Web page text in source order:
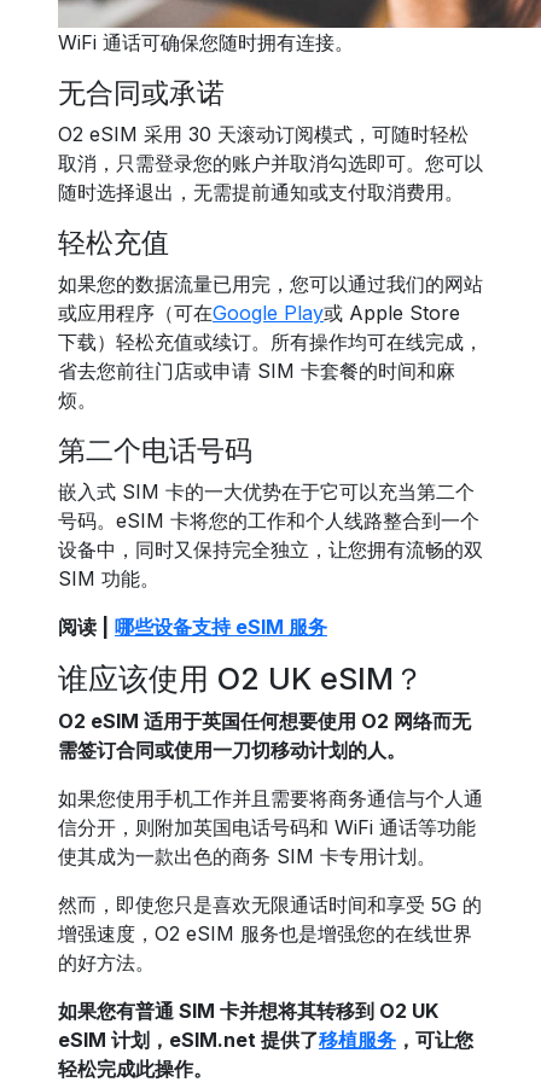
WiFi 通话可确保您随时拥有连接。
无合同或承诺
O2 eSIM 采用 30 天滚动订阅模式，可随时轻松
取消，只需登录您的账户并取消勾选即可。您可以
随时选择退出，无需提前通知或支付取消费用。
轻松充值
如果您的数据流量已用完，您可以通过我们的网站
或应用程序（可在Google Play或 Apple Store
下载）轻松充值或续订。所有操作均可在线完成，
省去您前往门店或申请 SIM 卡套餐的时间和麻
烦。
第二个电话号码
嵌入式 SIM 卡的一大优势在于它可以充当第二个
号码。eSIM 卡将您的工作和个人线路整合到一个
设备中，同时又保持完全独立，让您拥有流畅的双
SIM 功能。
阅读 |
哪些设备支持 eSIM 服务
谁应该使用 O2 UK eSIM？
O2 eSIM 适用于英国任何想要使用 O2 网络而无
需签订合同或使用一刀切移动计划的人。
如果您使用手机工作并且需要将商务通信与个人通
信分开，则附加英国电话号码和 WiFi 通话等功能
使其成为一款出色的商务 SIM 卡专用计划。
然而，即使您只是喜欢无限通话时间和享受 5G 的
增强速度，O2 eSIM 服务也是增强您的在线世界
的好方法。
如果您有普通 SIM 卡并想将其转移到 O2 UK
eSIM 计划，eSIM.net 提供了移植服务 ，可让您
轻松完成此操作。